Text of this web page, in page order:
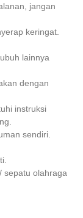
jangan
keringat.
lainnya
dengan
instruksi
sendiri.
sepatu olahraga